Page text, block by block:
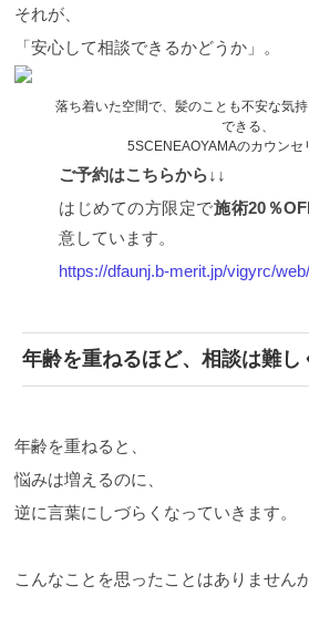
それが、
「安心して相談できるかどうか」。
落ち着いた空間で、髪のことも不安な気
できる、
5SCENEAOYAMAのカウンセ
ご予約はこちらから↓↓
はじめての方限定で施術20％
意しています。
https://dfaunj.b-merit.jp/vigyrc/web/
年齢を重ねるほど、相談は難し
年齢を重ねると、
悩みは増えるのに、
逆に言葉にしづらくなっていきます。
こんなことを思ったことはありませんか